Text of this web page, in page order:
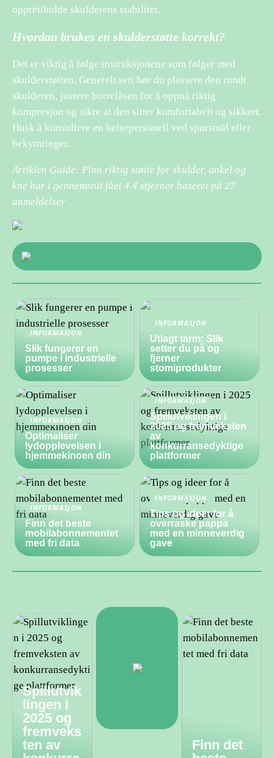
opprettholde skulderens stabilitet.
Hvordan brukes en skulderstøtte korrekt?
Det er viktig å følge instruksjonene som følger med
skulderstøtten. Generelt sett bør du plassere den rundt
skulderen, justere borrelåsen for å oppnå riktig
kompresjon og sikre at den sitter komfortabelt og sikkert.
Husk å konsultere en helsepersonell ved spørsmål eller
bekymringer.
Artiklen Guide: Finn riktig støtte for skulder, ankel og
kne har i gennemsnit fået 4.4 stjerner baseret på 27
anmeldelser
INFORMASJON
Slik fungerer en
pumpe i industrielle
prosesser
INFORMASJON
Utlagt tarm: Slik
setter du på og
fjerner
stomiprodukter
INFORMASJON
Optimaliser
lydopplevelsen i
hjemmekinoen din
INFORMASJON
Spillutviklingen i
2025 og fremveksten
av
konkurransedyktige
plattformer
INFORMASJON
Finn det beste
mobilabonnementet
med fri data
INFORMASJON
Tips og ideer for å
overraske pappa
med en minneverdig
gave
Spillutvik
lingen i
2025 og
fremveks
ten av
Finn det